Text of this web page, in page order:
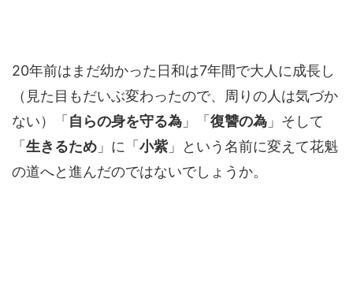
20年前はまだ幼かった日和は7年間で大人に成長し
（見た目もだいぶ変わったので、周りの人は気づか
ない）「 自らの身を守る為 」「 復讐の為 」そして
「 生きるため 」に「 小紫」という名前に変えて花魁
の道へと進んだのではないでしょうか。